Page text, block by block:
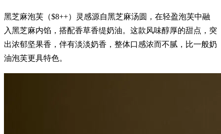
黑芝麻泡芙（$8++）灵感源自黑芝麻汤圆，在轻盈泡芙中融
入黑芝麻内馅，搭配香草香缇奶油。这款风味醇厚的甜点，突
出浓郁坚果香，伴有淡淡奶香，整体口感浓而不腻，比一般奶
油泡芙更具特色。